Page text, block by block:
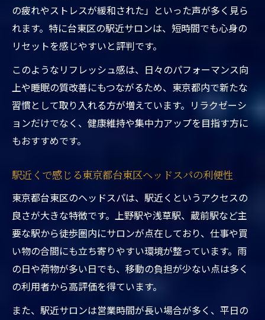
東京都台東区ヘッドスパ駅近くで心地よさ
を体感
自律神経を整えたいなら台東区駅近ヘッドスパ
へ
東京都台東区ヘッドスパ駅近くで自律神経
を整える方法
台東区駅近くのヘッドスパが自律神経に与
える影響
するコツ
東京都台東区ヘッドスパ駅近くで心身バラ
ンスを回復
ドライヘッドスパが自律神経の不調に効く
理由
頭皮ケアも叶う東京都台東区のヘッドスパ体験
東京都台東区ヘッドスパ駅近くで頭皮ケア
を始めよう
の疲れやストレスが緩和された」といった声が多く見ら
れます。特に台東区の駅近サロンは、短時間でも心身の
リセットを感じやすいと評判です。
このようなリフレッシュ感は、日々のパフォーマンス向
上や睡眠の質改善にもつながるため、東京都内で新たな
習慣として取り入れる方が増えています。リラクゼーシ
ョンだけでなく、健康維持や集中力アップを目指す方に
もおすすめです。
駅近くで感じる東京都台東区ヘッドスパの利便性
東京都台東区のヘッドスパは、駅近くというアクセスの
良さが大きな特徴です。上野駅や浅草駅、蔵前駅など主
要な駅から徒歩圏内にサロンが点在しており、仕事や買
い物の合間にも立ち寄りやすい環境が整っています。雨
の日や荷物が多い日でも、移動の負担が少ない点は多く
の利用者から高評価を得ています。
また、駅近サロンは営業時間が長い場合が多く、平日の